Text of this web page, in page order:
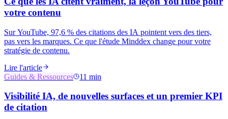
votre contenu
Sur YouTube, 97,6 % des citations des IA pointent vers des tiers,
pas vers les marques. Ce que l'étude Minddex change pour votre
stratégie de contenu.
Lire l'article
Guides & Ressources
11 min
Visibilité IA, de nouvelles surfaces et un premier KPI
de citation